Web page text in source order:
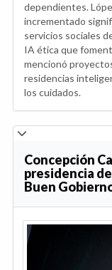
dependientes.
incrementado
servicios sociales
IA ética que
mencionó
residencias
los cuidados.
Concepción
presidencia
Buen